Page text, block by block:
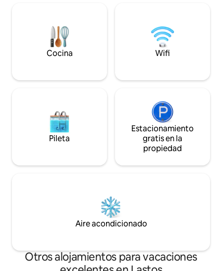
en coche, la zona se siente tranquila y
comodidad.
están ubicados
Finiki.
Cocina Wifi
Pileta
Estacionamiento
gratis en la
propiedad
Aire acondicionado
Otros alojamientos para vacaciones